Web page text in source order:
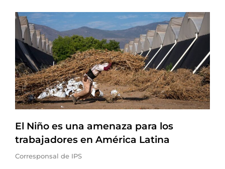
El Niño es una amenaza para los
trabajadores en América Latina
Corresponsal de IPS